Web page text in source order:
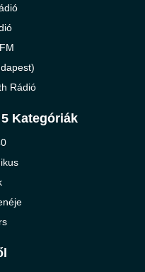
Rádió
Kategóriák